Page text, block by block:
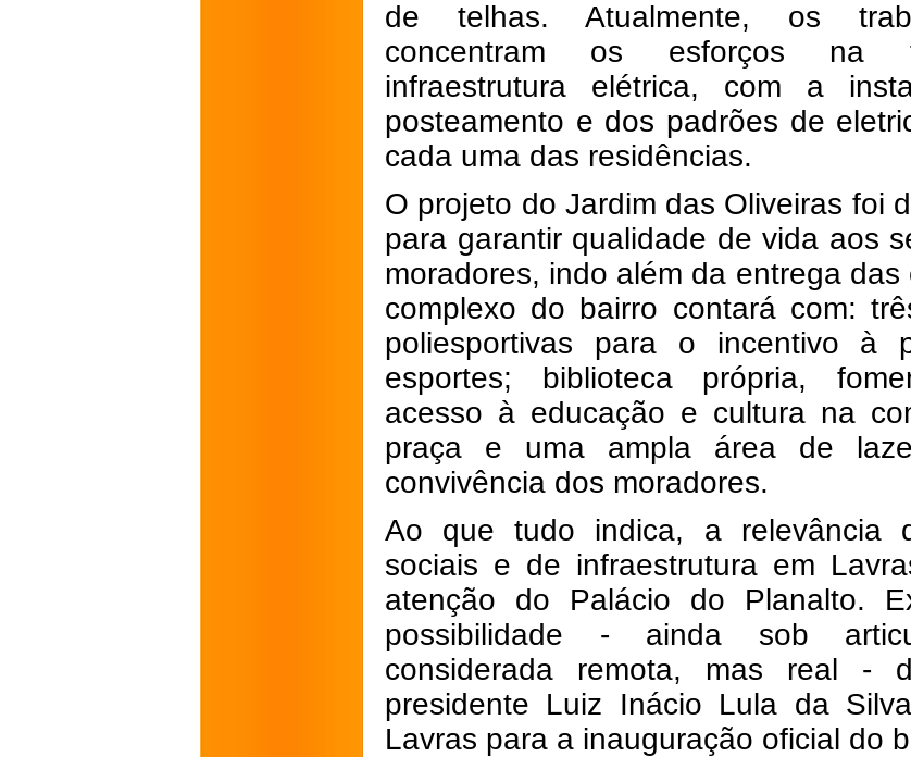
de telhas. Atualmente, os
concentram os esforços na
infraestrutura elétrica, com a
posteamento e dos padrões de
cada uma das residências.
O projeto do Jardim das Oliveiras foi
para garantir qualidade de vida aos
moradores, indo além da entrega das
complexo do bairro contará com:
poliesportivas para o incentivo à
esportes; biblioteca própria,
acesso à educação e cultura na
praça e uma ampla área de
convivência dos moradores.
Ao que tudo indica, a relevância
sociais e de infraestrutura em
atenção do Palácio do Planalto.
possibilidade - ainda sob
considerada remota, mas real -
presidente Luiz Inácio Lula da
Lavras para a inauguração oficial do